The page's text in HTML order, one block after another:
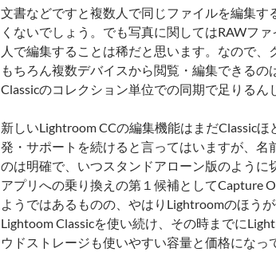
文書などですと複数人で同じファイルを編集
くないでしょう。でも写真に関してはRAWフ
人で編集することは稀だと思います。なので、
もちろん複数デバイスから閲覧・編集できる
Classicのコレクション単位での同期で足りるん
新しいLightroom CCの編集機能はまだClassic
発・サポートを続けると言ってはいますが、名
のは明確で、いつスタンドアローン版のよう
アプリへの乗り換えの第１候補としてCapture
ようではあるものの、やはりLightroomのほう
Lightoom Classicを使い続け、その時までに
ウドストレージも使いやすい容量と価格になっ